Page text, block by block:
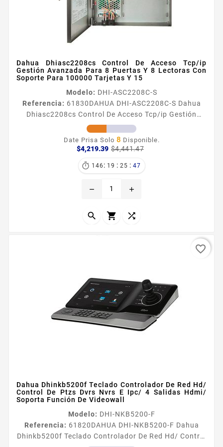
Dahua Dhiasc2208cs Control De Acceso Tcp/ip
Gestión Avanzada Para 8 Puertas Y 8 Lectoras Con
Soporte Para 100000 Tarjetas Y 15
Modelo: DHI-ASC2208C-S
Referencia: 61830DAHUA DHI-ASC2208C-S Dahua
Dhiasc2208cs Control De Acceso Tcp/ip Gestión
Avanzada Para 8 Puertas Y 8 Lectoras Con Soporte
Para 100000 Tarjetas Y 15 Información General El
DAHUA DHIASC2208CS es un sistema de control de
lectoras mediante conexiones Wiegand o RS485
150000 eventos adecuado para...
Date Prisa Solo 8 Disponible.
$4,219.39 $4,441.47
 146 : 19 : 25 : 46
remove add
  
Dahua Dhinkb5200f Teclado Controlador De Red Hd/
Control De Ptzs Dvrs Nvrs E Ipc/ 4 Salidas Hdmi/
Soporta Función De Videowall
Modelo: DHI-NKB5200-F
Referencia: 61820DAHUA DHI-NKB5200-F Dahua
Dhinkb5200f Teclado Controlador De Red Hd/ Control
favorite_border